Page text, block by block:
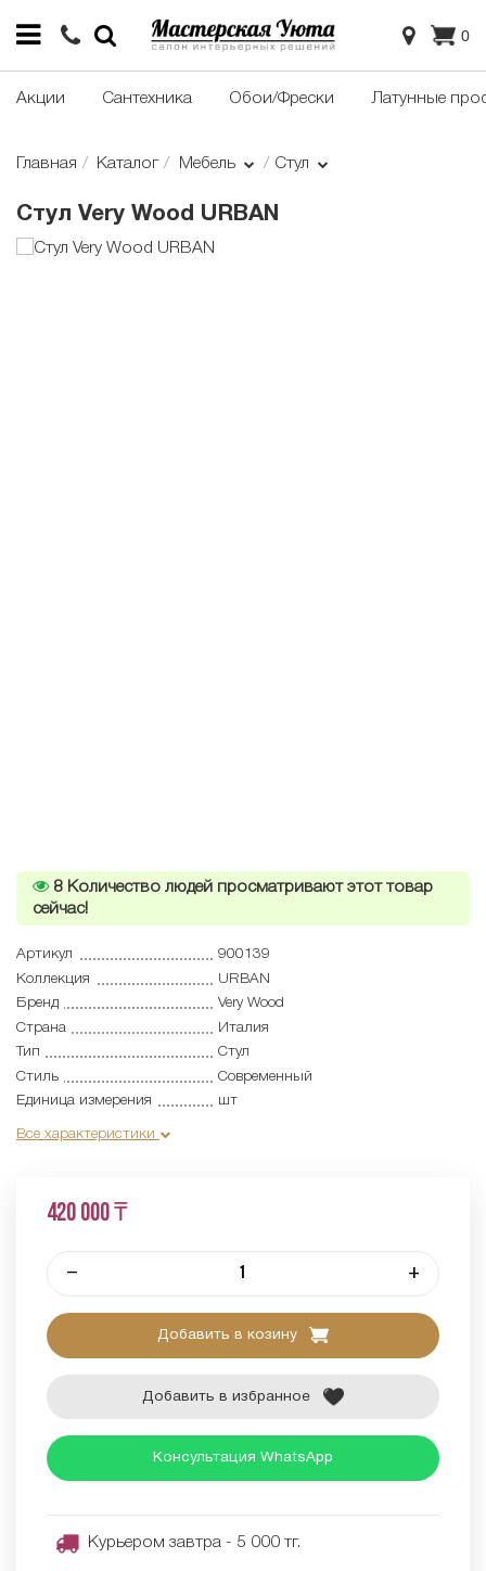
0
Акции Сантехника Обои/Фрески Латунные
Главная Каталог Мебель Стул
Стул Very Wood URBAN
8 Количество людей просматривают этот товар
сейчас!
Артикул
900139
Коллекция
URBAN
Бренд
Very Wood
Страна
Италия
Тип
Стул
Стиль
Современный
Единица измерения
шт
Все характеристики
420 000 ₸
– +
Добавить в козину
Добавить в избранное
Консультация WhatsApp
Курьером завтра - 5 000 тг.